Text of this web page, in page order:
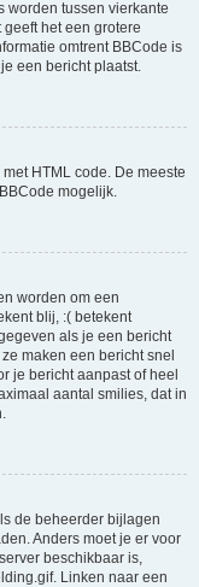
worden tussen vierkante
het een grotere
omtrent BBCode is
een bericht plaatst.
HTML code. De meeste
mogelijk.
worden om een
blij, :( betekent
als je een bericht
maken een bericht snel
je bericht aanpast of heel
aantal smilies, dat in
de beheerder bijlagen
Anders moet je er voor
beschikbaar is,
Linken naar een